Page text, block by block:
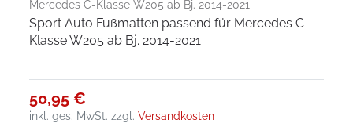
Mercedes C-Klasse W205 ab Bj. 2014-2021
Sport Auto Fußmatten passend für Mercedes C-
Klasse W205 ab Bj. 2014-2021
50,95 €
inkl. ges. MwSt. zzgl.Versandkosten